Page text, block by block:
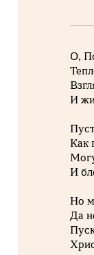
О,
И
Как
И
Но
Да